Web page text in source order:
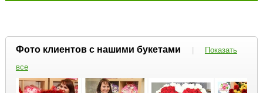
Фото клиентов с нашими букетами |
Показать
все